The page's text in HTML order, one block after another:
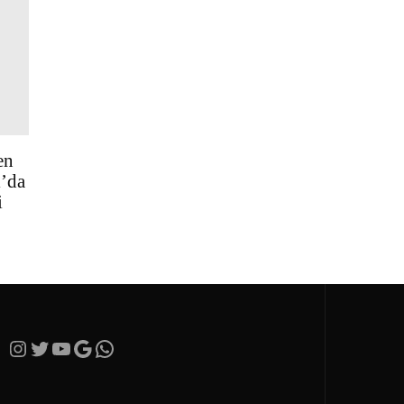
Instagram
Twitter
YouTube
Google
https://wa.me/905365282066